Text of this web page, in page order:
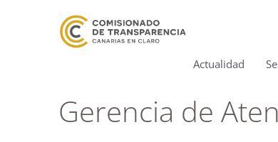
Actualidad
Gerencia de